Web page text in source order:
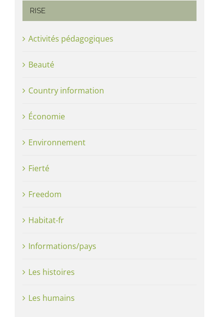
RISE
Activités pédagogiques
Beauté
Country information
Économie
Environnement
Fierté
Freedom
Habitat-fr
Informations/pays
Les histoires
Les humains